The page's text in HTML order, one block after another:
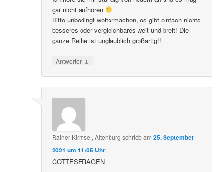
gar nicht aufhören
Bitte unbedingt weitermachen, es gibt einfach nichts
besseres oder vergleichbares weit und breit! Die
ganze Reihe ist unglaublich großartig!!
Antworten ↓
Rainer Kirmse , Altenburg schriebam25. September
2021 um 11:05 Uhr:
GOTTESFRAGEN